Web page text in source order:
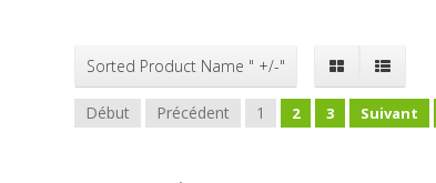
Sorted Product Name " +/-"
Début Précédent 1 2 3 Suivant